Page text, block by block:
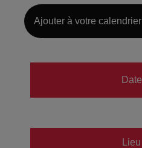
Ajouter à votre calendrier
Date
Lieu